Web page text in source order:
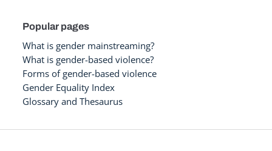
Popular pages
What is gender mainstreaming?
What is gender-based violence?
Forms of gender-based violence
Gender Equality Index
Glossary and Thesaurus